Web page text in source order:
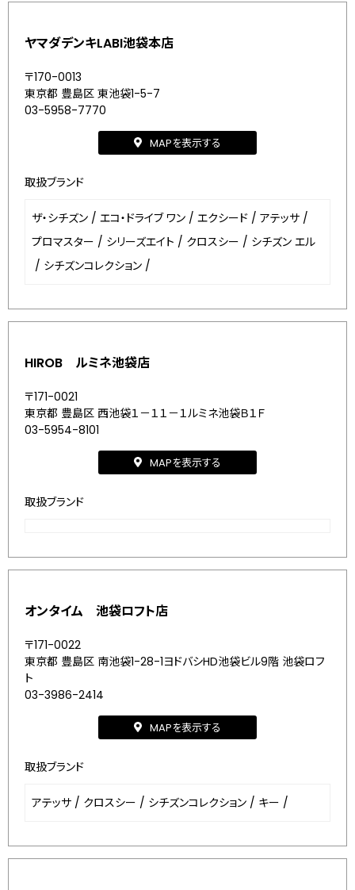
ヤマダデンキLABI池袋本店
〒170-0013
東京都 豊島区 東池袋1-5-7
03-5958-7770
MAPを表示する
取扱ブランド
ザ・シチズン / エコ・ドライブ ワン / エクシード / アテッサ /
プロマスター / シリーズエイト / クロスシー / シチズン エル
/ シチズンコレクション /
HIROB ルミネ池袋店
〒171-0021
東京都 豊島区 西池袋１－１１－１ルミネ池袋Ｂ１Ｆ
03-5954-8101
MAPを表示する
取扱ブランド
オンタイム 池袋ロフト店
〒171-0022
東京都 豊島区 南池袋1-28-1ヨドバシHD池袋ビル9階 池袋ロフ
ト
03-3986-2414
MAPを表示する
取扱ブランド
アテッサ / クロスシー / シチズンコレクション / キー /